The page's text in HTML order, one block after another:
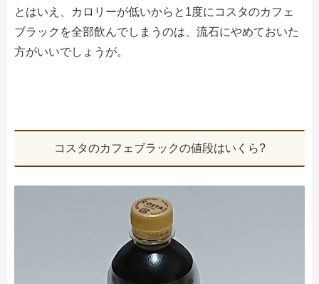
とはいえ、カロリーが低いからと1度にコスタのカフェ
ブラックを全部飲んでしまうのは、流石にやめておいた
方がいいでしょうが。
コスタのカフェブラックの値段はいくら?